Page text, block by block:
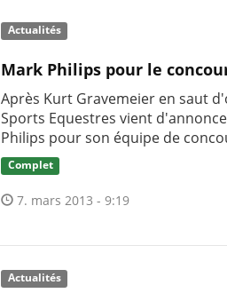
Actualités
Mark Philips pour le
Après Kurt Gravemeier en saut
Sports Equestres vient
Philips pour son équipe de
Complet
7. mars 2013 - 9:19
Actualités